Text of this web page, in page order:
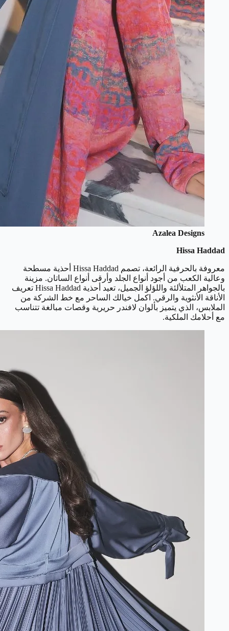
Azalea Designs
Hissa Haddad
معروفة بالحرفية الرائعة، تصمم Hissa Haddad أحذية مسطحة
وعالية الكعب من أجود أنواع الجلد وأرقى أنواع الساتان. مزينة
بالجواهر المتلألئة واللؤلؤ الجميل، تعيد أحذية Hissa Haddad تعريف
الأناقة الأنثوية والرقي. اكمل خيالك الساحر مع خط الشركة من
الملابس، الذي يتميز بألوان لافندر حريرية وقصات مبالغة تتناسب
مع أحلامك الملكية.